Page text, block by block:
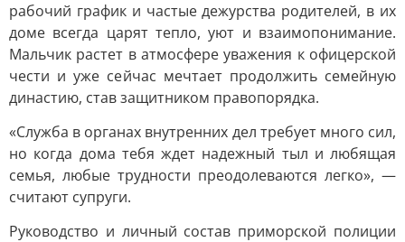
рабочий график и частые дежурства родителей, в их
доме всегда царят тепло, уют и взаимопонимание.
Мальчик растет в атмосфере уважения к офицерской
чести и уже сейчас мечтает продолжить семейную
династию, став защитником правопорядка.
«Служба в органах внутренних дел требует много сил,
но когда дома тебя ждет надежный тыл и любящая
семья, любые трудности преодолеваются легко», —
считают супруги.
Руководство и личный состав приморской полиции